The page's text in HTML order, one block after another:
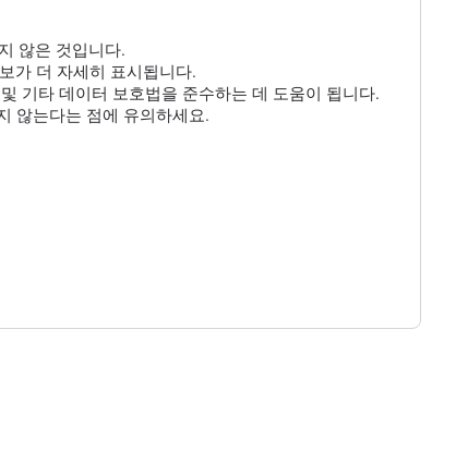
않은 것입니다.
가 더 자세히 표시됩니다.
기타 데이터 보호법을 준수하는 데 도움이 됩니다.
않는다는 점에 유의하세요.